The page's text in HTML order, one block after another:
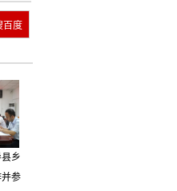
乡
参